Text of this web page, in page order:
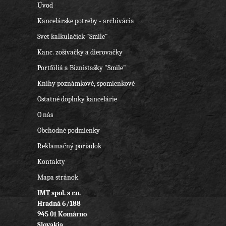
Úvod
Kancelárske potreby - archivácia
Svet kalkulačiek "Smile"
Kanc. zošívačky a dierovačky
Portfóliá a Biznistašky "Smile"
Knihy poznámkové, spomienkové
Ostatné doplnky kancelárie
O nás
Obchodné podmienky
Reklamačný poriadok
Kontakty
Mapa stránok
IMT spol. s r.o.
Hradná 6/188
945 01 Komárno